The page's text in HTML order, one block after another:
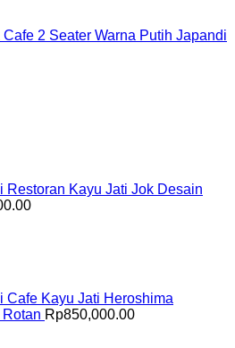
Cafe 2 Seater Warna Putih Japandi
Restoran Kayu Jati Jok Desain
Cafe Kayu Jati Heroshima
Rp850,000.00